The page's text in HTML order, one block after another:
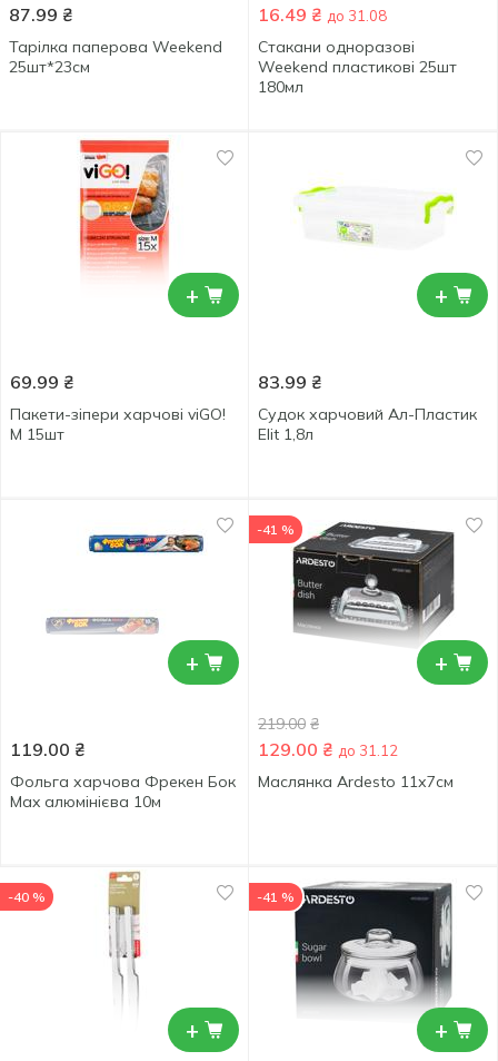
87.99 ₴
Тарілка паперова Weekend
25шт*23см
16.49 ₴ до 31.08
Стакани одноразові
Weekend пластикові 25шт
180мл
+
69.99 ₴
Пакети-зіпери харчові viGO!
M 15шт
+
83.99 ₴
Судок харчовий Ал-Пластик
Elit 1,8л
+
119.00 ₴
Фольга харчова Фрекен Бок
Max алюмінієва 10м
+
-41 %
219.00 ₴
129.00 ₴ до 31.12
Маслянка Ardesto 11х7см
+
-40 %
+
-41 %